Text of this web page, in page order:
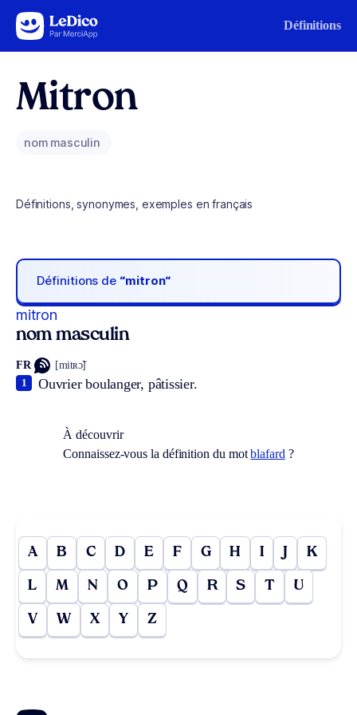
Aller au contenu Définitions
Mitron
nom masculin
Définitions, synonymes, exemples en français
Définitions de “mitron“
mitron
nom masculin
FR [mitʀɔ̃]
Ouvrier boulanger, pâtissier.
1
À découvrir
Connaissez-vous la définition du motblafard ?
A B C D E F G H I J K
L M N O P Q R S T U
V W X Y Z